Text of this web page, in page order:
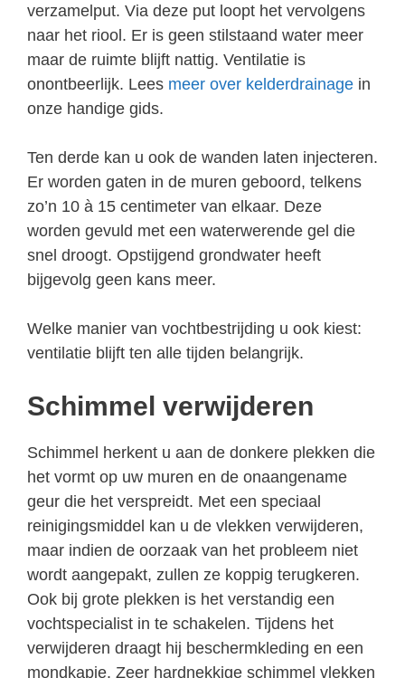
verzamelput. Via deze put loopt het vervolgens
naar het riool. Er is geen stilstaand water meer
maar de ruimte blijft nattig. Ventilatie is
onontbeerlijk. Lees meer over kelderdrainage in
onze handige gids.
Ten derde kan u ook de wanden laten injecteren.
Er worden gaten in de muren geboord, telkens
zo’n 10 à 15 centimeter van elkaar. Deze
worden gevuld met een waterwerende gel die
snel droogt. Opstijgend grondwater heeft
bijgevolg geen kans meer.
Welke manier van vochtbestrijding u ook kiest:
ventilatie blijft ten alle tijden belangrijk.
Schimmel verwijderen
Schimmel herkent u aan de donkere plekken die
het vormt op uw muren en de onaangename
geur die het verspreidt. Met een speciaal
reinigingsmiddel kan u de vlekken verwijderen,
maar indien de oorzaak van het probleem niet
wordt aangepakt, zullen ze koppig terugkeren.
Ook bij grote plekken is het verstandig een
vochtspecialist in te schakelen. Tijdens het
verwijderen draagt hij beschermkleding en een
mondkapje. Zeer hardnekkige schimmel vlekken